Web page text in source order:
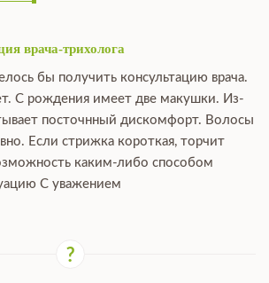
врача-трихолога
бы получить консультацию врача.
С рождения имеет две макушки. Из-
посточнный дискомфорт. Волосы
Если стрижка короткая, торчит
каким-либо способом
С уважением